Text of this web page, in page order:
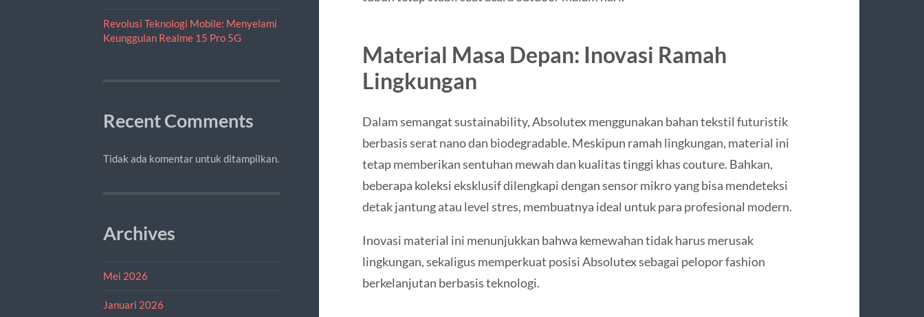
Revolusi Teknologi Mobile: Menyelami
Keunggulan Realme 15 Pro 5G
Recent Comments
Tidak ada komentar untuk ditampilkan.
Archives
Mei 2026
Januari 2026
Material Masa Depan: Inovasi Ramah
Lingkungan
Dalam semangat sustainability, Absolutex menggunakan bahan tekstil futuristik
berbasis serat nano dan biodegradable. Meskipun ramah lingkungan, material ini
tetap memberikan sentuhan mewah dan kualitas tinggi khas couture. Bahkan,
beberapa koleksi eksklusif dilengkapi dengan sensor mikro yang bisa mendeteksi
detak jantung atau level stres, membuatnya ideal untuk para profesional modern.
Inovasi material ini menunjukkan bahwa kemewahan tidak harus merusak
lingkungan, sekaligus memperkuat posisi Absolutex sebagai pelopor fashion
berkelanjutan berbasis teknologi.